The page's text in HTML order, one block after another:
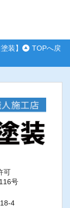
装】
TOPへ戻
可
号
4